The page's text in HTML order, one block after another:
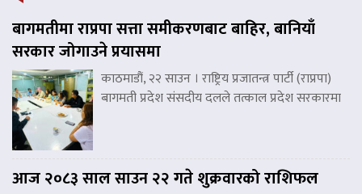
बागमतीमा राप्रपा सत्ता समीकरणबाट बाहिर, बानियाँ
सरकार जोगाउने प्रयासमा
काठमाडौं, २२ साउन । राष्ट्रिय प्रजातन्त्र पार्टी (राप्रपा)
बागमती प्रदेश संसदीय दलले तत्काल प्रदेश सरकारमा
आज २०८३ साल साउन २२ गते शुक्रवारको राशिफल